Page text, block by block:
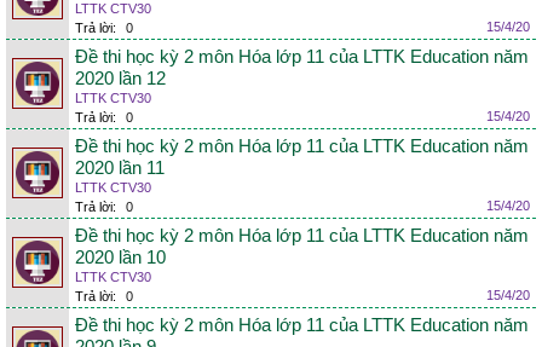
LTTK CTV30
Trả lời:
0 15/4/20
Đề thi học kỳ 2 môn Hóa lớp 11 của LTTK Education năm
2020 lần 12
LTTK CTV30
Trả lời:
0 15/4/20
Đề thi học kỳ 2 môn Hóa lớp 11 của LTTK Education năm
2020 lần 11
LTTK CTV30
Trả lời:
0 15/4/20
Đề thi học kỳ 2 môn Hóa lớp 11 của LTTK Education năm
2020 lần 10
LTTK CTV30
Trả lời:
0 15/4/20
Đề thi học kỳ 2 môn Hóa lớp 11 của LTTK Education năm